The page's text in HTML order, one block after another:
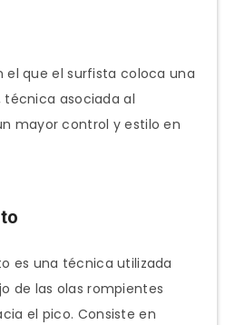
el que el surfista coloca una
técnica asociada al
mayor control y estilo en
es una técnica utilizada
de las olas rompientes
el pico. Consiste en